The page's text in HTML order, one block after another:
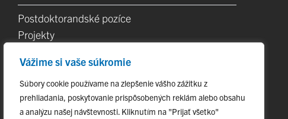
Vážime si vaše súkromie
Súbory cookie používame na zlepšenie vášho zážitku z
prehliadania, poskytovanie prispôsobených reklám alebo obsahu
a analýzu našej návštevnosti. Kliknutím na "Prijať všetko"
Postdoktorandské pozíce
Projekty
TIP-UPJŠ
Vedecké parky
Evidencia publikačnej činnosti